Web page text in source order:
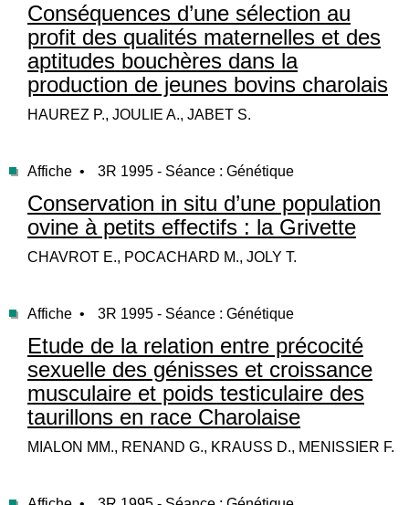
Conséquences d’une sélection au
profit des qualités maternelles et des
aptitudes bouchères dans la
production de jeunes bovins charolais
HAUREZ P., JOULIE A., JABET S.
Affiche • 3R 1995 - Séance : Génétique
Conservation in situ d’une population
ovine à petits effectifs : la Grivette
CHAVROT E., POCACHARD M., JOLY T.
Affiche • 3R 1995 - Séance : Génétique
Etude de la relation entre précocité
sexuelle des génisses et croissance
musculaire et poids testiculaire des
taurillons en race Charolaise
MIALON MM., RENAND G., KRAUSS D., MENISSIER F.